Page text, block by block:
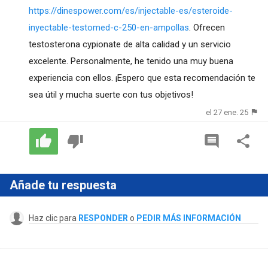
https://dinespower.com/es/injectable-es/esteroide-
inyectable-testomed-c-250-en-ampollas. Ofrecen
testosterona cypionate de alta calidad y un servicio
excelente. Personalmente, he tenido una muy buena
experiencia con ellos. ¡Espero que esta recomendación te
sea útil y mucha suerte con tus objetivos!
el 27 ene. 25
Añade tu respuesta
Haz clic para RESPONDER o PEDIR MÁS INFORMACIÓN